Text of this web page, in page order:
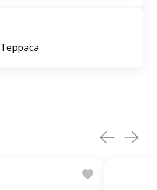
Терраса